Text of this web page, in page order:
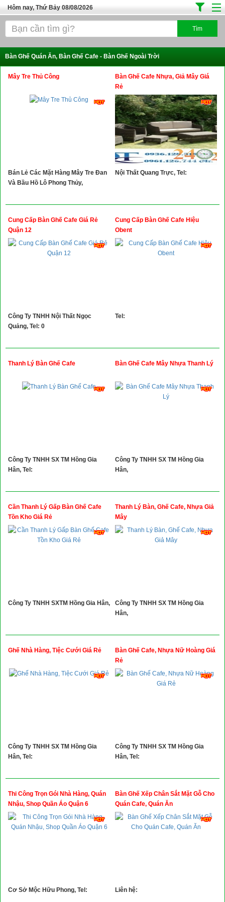
Hôm nay, Thứ Bảy 08/08/2026
Trang chủ
Ô Tô Xe Máy
Đồ Dùng Nội Ngoại Thất
Việc Làm
Xây Dựng
Tổng Hợp
Bàn Ghế Quán Ăn, Bàn Ghế Cafe - Bàn Ghế Ngoài Trời
Mây Tre Thủ Công
Bán Lẻ Các Mặt Hàng Mây Tre Đan
Và Bầu Hồ Lô Phong Thủy,
Bàn Ghế Cafe Nhựa, Giả Mây Giá
Rẻ
Nội Thất Quang Trực, Tel:
Cung Cấp Bàn Ghế Cafe Giá Rẻ
Quận 12
Công Ty TNHH Nội Thất Ngọc
Quảng, Tel: 0
Cung Cấp Bàn Ghế Cafe Hiệu
Obent
Tel:
Thanh Lý Bàn Ghế Cafe
Công Ty TNHH SX TM Hồng Gia
Hân, Tel:
Bàn Ghế Cafe Mây Nhựa Thanh Lý
Công Ty TNHH SX TM Hồng Gia
Hân,
Cần Thanh Lý Gấp Bàn Ghế Cafe
Tồn Kho Giá Rẻ
Công Ty TNHH SXTM Hồng Gia Hân,
Thanh Lý Bàn, Ghế Cafe, Nhựa Giả
Mây
Công Ty TNHH SX TM Hồng Gia
Hân,
Ghế Nhà Hàng, Tiệc Cưới Giá Rẻ
Công Ty TNHH SX TM Hồng Gia
Hân, Tel:
Bàn Ghế Cafe, Nhựa Nữ Hoàng Giá
Rẻ
Công Ty TNHH SX TM Hồng Gia
Hân, Tel:
Thi Công Trọn Gói Nhà Hàng, Quán
Nhậu, Shop Quần Áo Quận 6
Cơ Sở Mộc Hữu Phong, Tel:
Bàn Ghế Xếp Chân Sắt Mặt Gỗ Cho
Quán Cafe, Quán Ăn
Liên hệ: